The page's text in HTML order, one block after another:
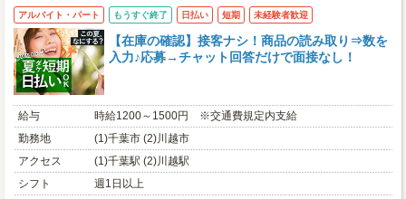
アルバイト・パート もうすぐ終了 日払い 短期 未経験者歓迎
【在庫の確認】接客ナシ！商品の読み取り⇒数を
入力♪応募→チャット回答だけで面接なし！
給与
時給1200～1500円 ※交通費規定内支給
勤務地
(1)千葉市 (2)川越市
アクセス
(1)千葉駅 (2)川越駅
シフト
週1日以上